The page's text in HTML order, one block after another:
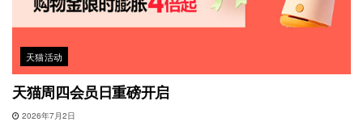
天猫活动
天猫周四会员日重磅开启
2026年7月2日